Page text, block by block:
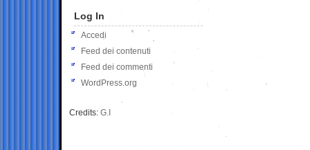
Log In
Accedi
Feed dei contenuti
Feed dei commenti
WordPress.org
Credits: G.I